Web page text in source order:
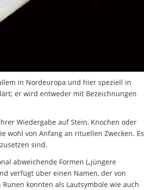
in Nordeuropa und hier speziell in
er wird entweder mit Bezeichnungen
Wiedergabe auf Stein, Knochen oder
wohl von Anfang an rituellen Zwecken. Es
sind.
abweichende Formen („jüngere
verfügt über einen Namen, der von
konnten als Lautsymbole wie auch